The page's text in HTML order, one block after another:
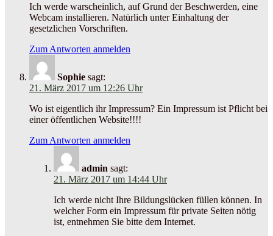
Ich werde warscheinlich, auf Grund der Beschwerden, eine
Webcam installieren. Natürlich unter Einhaltung der
gesetzlichen Vorschriften.
Zum Antworten anmelden
Sophie sagt:
21. März 2017 um 12:26 Uhr
Wo ist eigentlich ihr Impressum? Ein Impressum ist Pflicht bei
einer öffentlichen Website!!!!
Zum Antworten anmelden
admin sagt:
21. März 2017 um 14:44 Uhr
Ich werde nicht Ihre Bildungslücken füllen können. In
welcher Form ein Impressum für private Seiten nötig
ist, entnehmen Sie bitte dem Internet.